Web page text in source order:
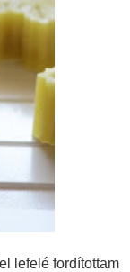
lefelé fordítottam